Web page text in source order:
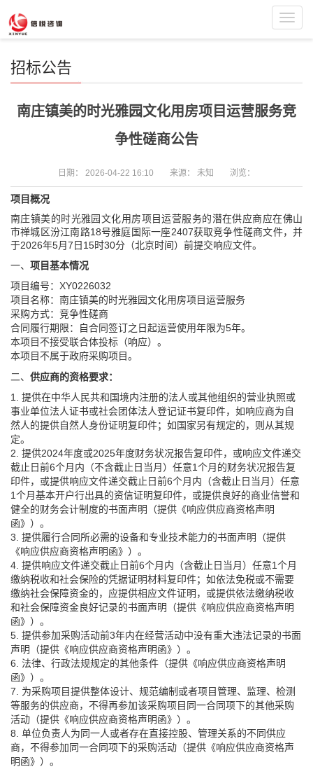
招标公告
南庄镇美的时光雅园文化用房项目运营服务竞
争性磋商公告
日期： 2026-04-22 16:10 来源： 未知 浏览：
项目概况
南庄镇美的时光雅园文化用房项目运营服务的潜在供应商应在佛山
市禅城区汾江南路18号雅庭国际一座2407获取竞争性磋商文件，并
于2026年5月7日15时30分（北京时间）前提交响应文件。
一、 项目基本情况
项目编号：XY0226032
项目名称：南庄镇美的时光雅园文化用房项目运营服务
采购方式：竞争性磋商
合同履行期限：自合同签订之日起运营使用年限为5年。
本项目不接受联合体投标（响应）。
本项目不属于政府采购项目。
二、 供应商的资格要求：
1. 提供在中华人民共和国境内注册的法人或其他组织的营业执照或
事业单位法人证书或社会团体法人登记证书复印件，如响应商为自
然人的提供自然人身份证明复印件；如国家另有规定的，则从其规
定。
2. 提供2024年度或2025年度财务状况报告复印件，或响应文件递交
截止日前6个月内（不含截止日当月）任意1个月的财务状况报告复
印件，或提供响应文件递交截止日前6个月内（含截止日当月）任意
1个月基本开户行出具的资信证明复印件，或提供良好的商业信誉和
健全的财务会计制度的书面声明（提供《响应供应商资格声明
函》）。
3. 提供履行合同所必需的设备和专业技术能力的书面声明（提供
《响应供应商资格声明函》）。
4. 提供响应文件递交截止日前6个月内（含截止日当月）任意1个月
缴纳税收和社会保险的凭据证明材料复印件；如依法免税或不需要
缴纳社会保障资金的，应提供相应文件证明，或提供依法缴纳税收
和社会保障资金良好记录的书面声明（提供《响应供应商资格声明
函》）。
5. 提供参加采购活动前3年内在经营活动中没有重大违法记录的书面
声明（提供《响应供应商资格声明函》）。
6. 法律、行政法规规定的其他条件（提供《响应供应商资格声明
函》）。
7. 为采购项目提供整体设计、规范编制或者项目管理、监理、检测
等服务的供应商，不得再参加该采购项目同一合同项下的其他采购
活动（提供《响应供应商资格声明函》）。
8. 单位负责人为同一人或者存在直接控股、管理关系的不同供应
商，不得参加同一合同项下的采购活动（提供《响应供应商资格声
明函》）。